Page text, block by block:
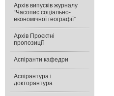
Архів випусків журналу
“Часопис соціально-
економічної географії”
Архів Проєктні
пропозиції
Аспіранти кафедри
Аспірантура і
докторантура